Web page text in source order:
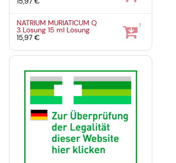
NATRIUM MURIATICUM Q
3 Lösung15 ml Lösung
15,97 €
1